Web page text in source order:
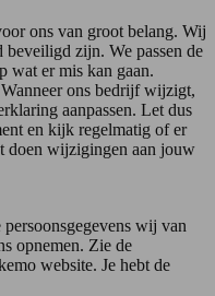
ons van groot belang. Wij
zijn. We passen de
wat er mis kan gaan.
ons bedrijf wijzigt,
aanpassen. Let dus
en kijk regelmatig of er
doen wijzigingen aan jouw
wij van
opnemen. Zie de
website. Je hebt de